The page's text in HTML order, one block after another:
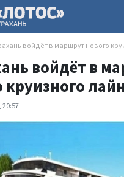
войдёт в маршрут нового
войдёт в
круизного
20:57